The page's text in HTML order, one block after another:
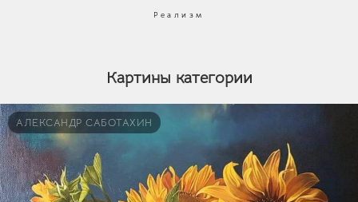
Реализм
Картины категории
АЛЕКСАНДР САБОТАХИН